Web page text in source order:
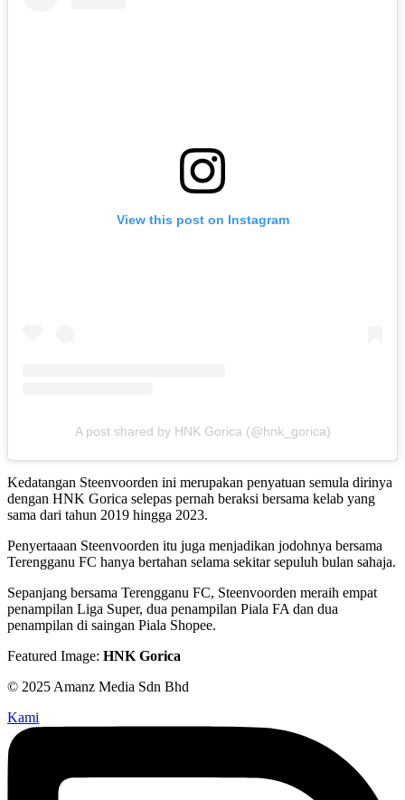
View this post on Instagram
A post shared by HNK Gorica (@hnk_gorica)
Kedatangan Steenvoorden ini merupakan penyatuan semula dirinya
dengan HNK Gorica selepas pernah beraksi bersama kelab yang
sama dari tahun 2019 hingga 2023.
Penyertaaan Steenvoorden itu juga menjadikan jodohnya bersama
Terengganu FC hanya bertahan selama sekitar sepuluh bulan sahaja.
Sepanjang bersama Terengganu FC, Steenvoorden meraih empat
penampilan Liga Super, dua penampilan Piala FA dan dua
penampilan di saingan Piala Shopee.
Featured Image: HNK Gorica
© 2025 Amanz Media Sdn Bhd
Kami